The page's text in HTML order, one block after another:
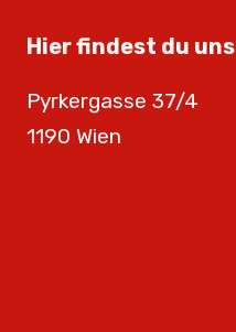
Hier findest du uns
Pyrkergasse 37/4
1190 Wien